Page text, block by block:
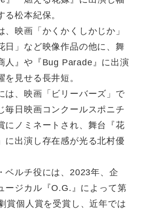
る松本紀保。
、映画「かくかくしかじか」
日」など映像作品の他に、舞
人』や『Bug Parade』に出演
を見せる長井短。
は、映画「ビリーバーズ」で
毎日映画コンクールスポニチ
にノミネートされ、舞台『花
に出演し存在感が光る北村優
ベルチ役には、2023年、企
ージカル『O.G.』によって第
賞個人賞を受賞し、近年では